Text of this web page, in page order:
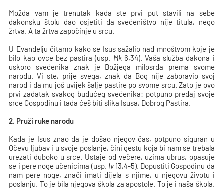
Možda vam je trenutak kada ste prvi put stavili na sebe
đakonsku štolu dao osjetiti da svećeništvo nije titula, nego
žrtva. A ta žrtva započinje u srcu.
U Evanđelju čitamo kako se Isus sažalio nad mnoštvom koje je
bilo kao ovce bez pastira (usp. Mk 6,34). Vaša služba đakona i
uskoro svećenika znak je Božjega milosrđa prema svome
narodu. Vi ste, prije svega, znak da Bog nije zaboravio svoj
narod i da mu još uvijek šalje pastire po svome srcu. Zato je ovo
prvi zadatak svakog budućeg svećenika: potpuno predaj svoje
srce Gospodinu i tada ćeš biti slika Isusa, Dobrog Pastira.
2. Pruži ruke narodu
Kada je Isus znao da je došao njegov čas, potpuno siguran u
Očevu ljubav i u svoje poslanje, čini gestu koja bi nam se trebala
urezati duboko u srce. Ustaje od večere, uzima ubrus, opasuje
se i pere noge učenicima (usp. Iv 13,4-5). Dopustiti Gospodinu da
nam pere noge, znači imati dijela s njime, u njegovu životu i
poslanju. To je bila njegova škola za apostole. To je i naša škola.